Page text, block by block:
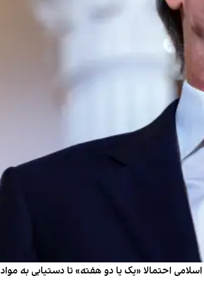
اسلامی احتمالا «یک یا دو هفته» تا دستیابی به